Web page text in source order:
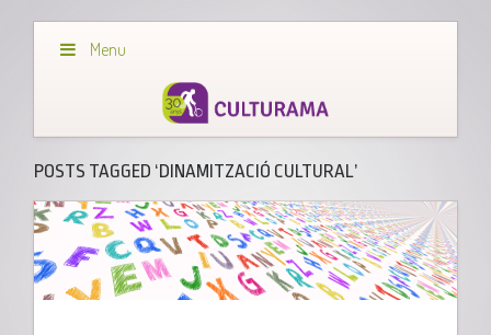
Menu
POSTS TAGGED ‘DINAMITZACIÓ CULTURAL’